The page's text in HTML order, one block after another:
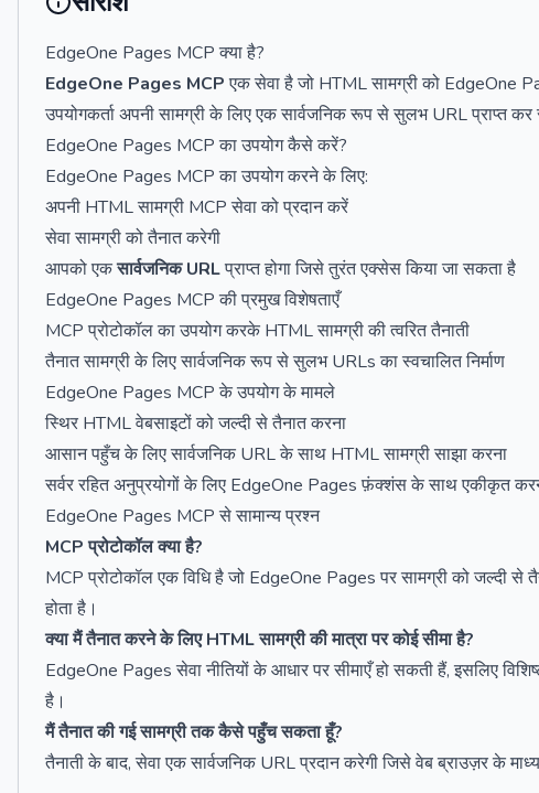
EdgeOne Pages MCP क्या है?
EdgeOne Pages MCPएक सेवा है जो HTML सामग्री को EdgeOne
उपयोगकर्ता अपनी सामग्री के लिए एक सार्वजनिक रूप से सुलभ URL प्राप्त
EdgeOne Pages MCP का उपयोग कैसे करें?
EdgeOne Pages MCP का उपयोग करने के लिए:
अपनी HTML सामग्री MCP सेवा को प्रदान करें
सेवा सामग्री को तैनात करेगी
आपको एकसार्वजनिक URLप्राप्त होगा जिसे तुरंत एक्सेस किया जा सकता है
EdgeOne Pages MCP की प्रमुख विशेषताएँ
MCP प्रोटोकॉल का उपयोग करके HTML सामग्री की त्वरित तैनाती
तैनात सामग्री के लिए सार्वजनिक रूप से सुलभ URLs का स्वचालित निर्माण
EdgeOne Pages MCP के उपयोग के मामले
स्थिर HTML वेबसाइटों को जल्दी से तैनात करना
आसान पहुँच के लिए सार्वजनिक URL के साथ HTML सामग्री साझा करना
सर्वर रहित अनुप्रयोगों के लिए EdgeOne Pages फ़ंक्शंस के साथ एकीकृत
EdgeOne Pages MCP से सामान्य प्रश्न
MCP प्रोटोकॉल क्या है?
MCP प्रोटोकॉल एक विधि है जो EdgeOne Pages पर सामग्री को जल्दी
होता है।
क्या मैं तैनात करने के लिए HTML सामग्री की मात्रा पर कोई सीमा है?
EdgeOne Pages सेवा नीतियों के आधार पर सीमाएँ हो सकती हैं, इसलिए
है।
मैं तैनात की गई सामग्री तक कैसे पहुँच सकता हूँ?
तैनाती के बाद, सेवा एक सार्वजनिक URL प्रदान करेगी जिसे वेब ब्राउज़र के